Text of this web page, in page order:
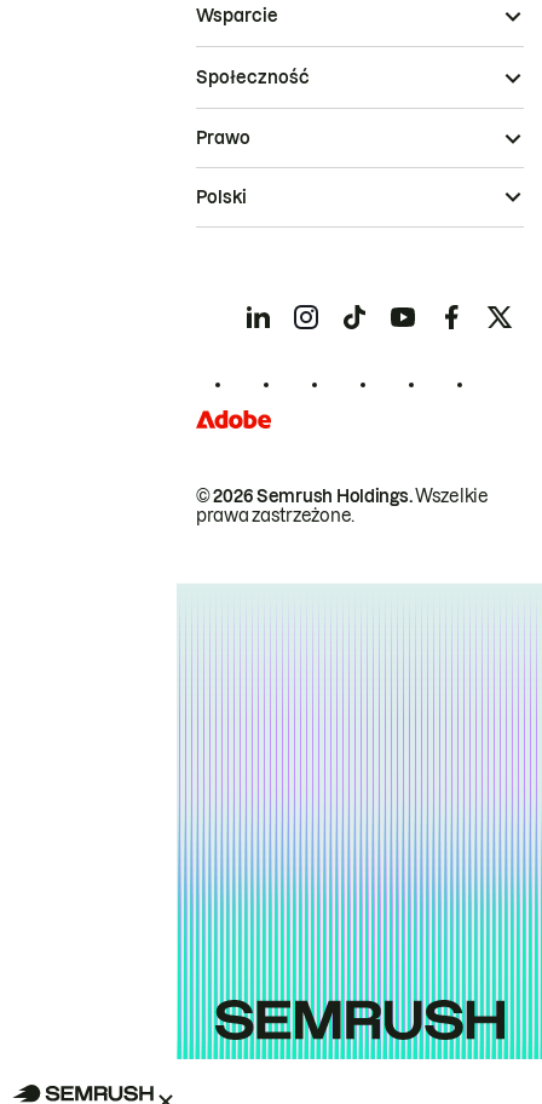
Wsparcie
Społeczność
© 2026 Semrush Holdings.Wszelkie
prawa zastrzeżone.
Prawo
Polski